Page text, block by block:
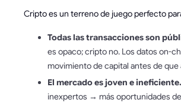
Cripto es un terreno de juego perfecto
Todas las transacciones son
es opaco; cripto no. Los datos on-
movimiento de capital antes de
El mercado es joven e ineficiente.
inexpertos → más oportunidades